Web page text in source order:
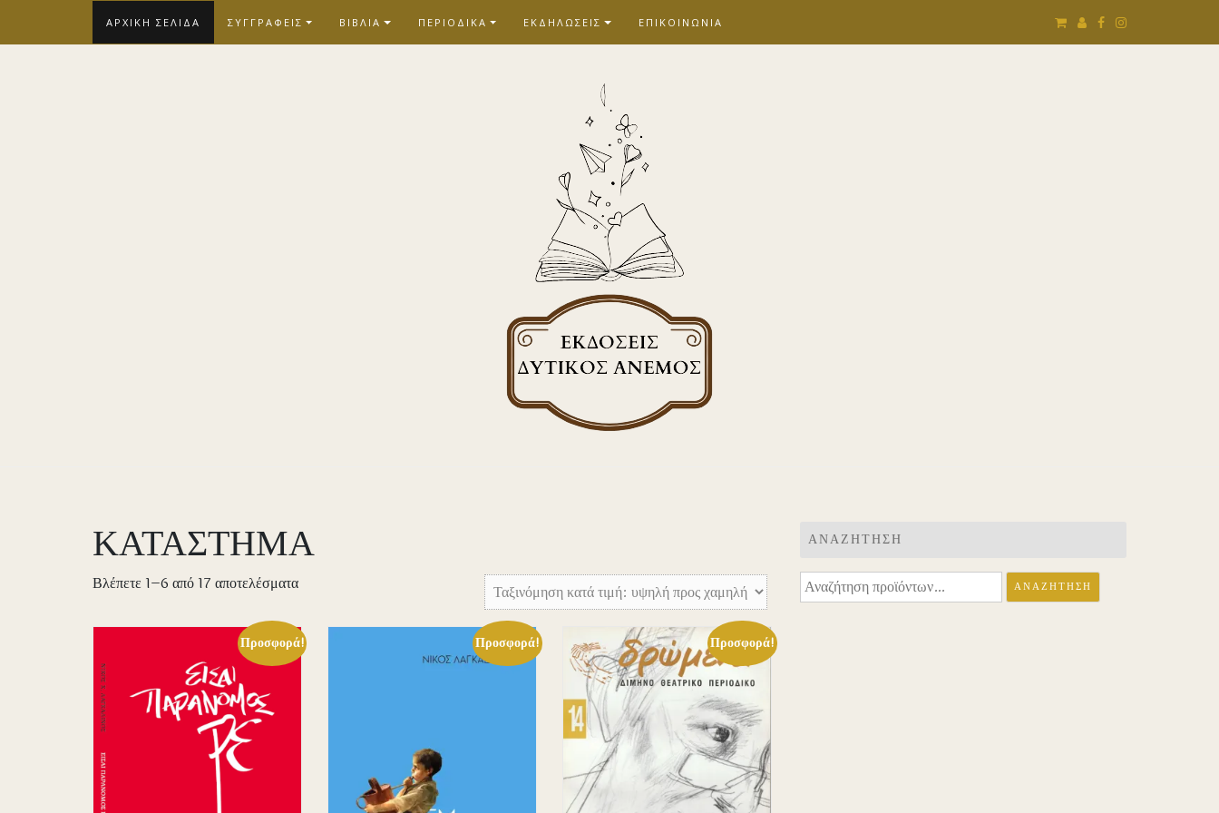
ΑΡΧΙΚΗ ΣΕΛΙΔΑ ΣΥΓΓΡΑΦΕΙΣ ΒΙΒΛΙΑ ΠΕΡΙΟΔΙΚΑ ΕΚΔΗΛΩΣΕΙΣ ΕΠΙΚΟΙΝΩΝΙΑ
ΚΑΤΑΣΤΗΜΑ
Βλέπετε 1–6 από 17 αποτελέσματαSorted
price:
high
Προσφορά! Προσφορά! Προσφορά!
ΑΝΑΖΉΤΗΣΗ
Αναζήτηση
για:
ΑΝΑΖΉΤΗΣΗ